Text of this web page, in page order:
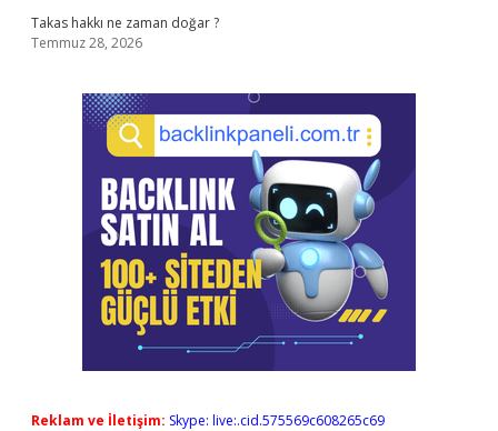
Takas hakkı ne zaman doğar ?
Temmuz 28, 2026
Reklam ve İletişim: Skype: live:.cid.575569c608265c69